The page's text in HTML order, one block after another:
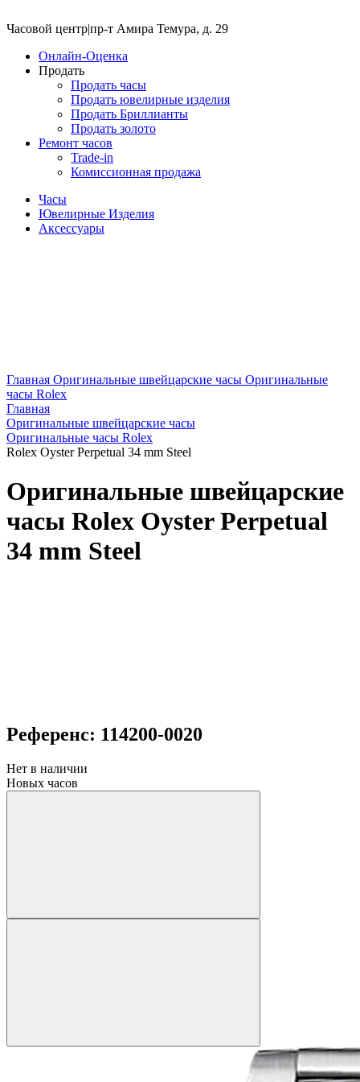
Часовой центр|пр-т Амира Темура, д. 29
Онлайн-Оценка
Продать
Продать часы
Продать ювелирные изделия
Продать Бриллианты
Продать золото
Ремонт часов
Trade-in
Комиссионная продажа
Часы
Ювелирные Изделия
Аксессуары
Главная Оригинальные швейцарские часы Оригинальные
часы Rolex
Главная
Оригинальные швейцарские часы
Оригинальные часы Rolex
Rolex Oyster Perpetual 34 mm Steel
Оригинальные швейцарские
часы Rolex Oyster Perpetual
34 mm Steel
Референс: 114200-0020
Нет в наличии
Новых часов